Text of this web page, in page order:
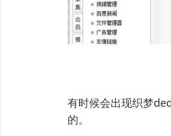
有时候会出现织梦
的。